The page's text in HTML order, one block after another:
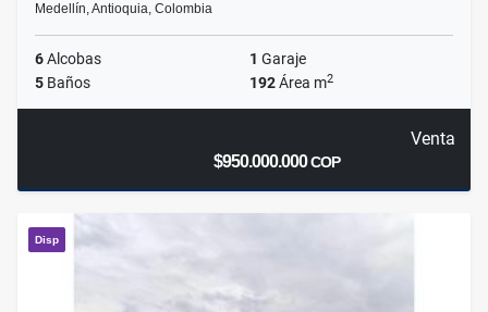
Medellín, Antioquia, Colombia
6Alcobas 1 Garaje
5 Baños 192Área m2
Venta
$950.000.000COP
Disp